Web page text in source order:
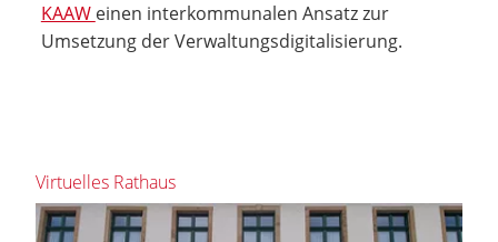
KAAW einen interkommunalen Ansatz zur
Umsetzung der Verwaltungsdigitalisierung.
Virtuelles Rathaus